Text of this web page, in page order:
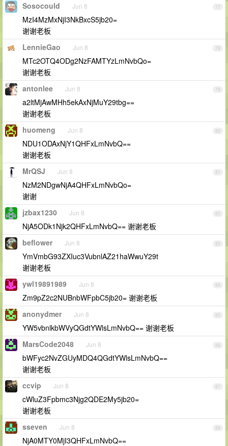
77
Sosocould Jun 8
MzI4MzMxNjI3NkBxcS5jb20=
谢谢老板
78
LennieGao Jun 8
MTc2OTQ4ODg2NzFAMTYzLmNvbQo=
谢谢老板
79
antonlee Jun 8
a2ltMjAwMHh5ekAxNjMuY29tbg==
谢谢老板
80
huomeng Jun 8
NDU1ODAxNjY1QHFxLmNvbQ==
谢谢老板
81
MrQSJ Jun 8
NzM2NDgwNjA4QHFxLmNvbQo=
谢谢
82
jzbax1230 Jun 8
NjA5ODk1Njk2QHFxLmNvbQ== 谢谢老板
83
beflower Jun 8
YmVmbG93ZXIuc3VubnlAZ21haWwuY29t
谢谢老板
84
ywl19891989 Jun 8
Zm9pZ2c2NUBnbWFpbC5jb20= 谢谢老板
85
anonydmer Jun 8
YW5vbnlkbWVyQGdtYWlsLmNvbQ== 谢谢老板
86
MarsCode2048 Jun 8
bWFyc2NvZGUyMDQ4QGdtYWlsLmNvbQ==
谢谢老板
87
ccvip Jun 8
cWluZ3Fpbmc3Njg2QDE2My5jb20=
谢谢老板
88
sseven Jun 8
NjA0MTY0MjI3QHFxLmNvbQ==